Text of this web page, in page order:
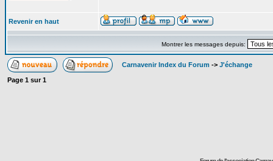
Revenir en haut
Montrer les messages depuis:
Carnavenir Index du Forum -> J'échange
Page 1 sur1